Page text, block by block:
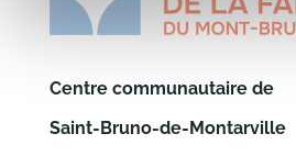
Centre communautaire de
Saint-Bruno-de-Montarville